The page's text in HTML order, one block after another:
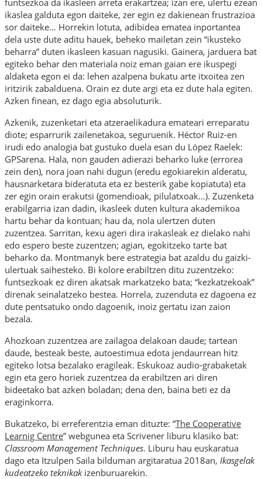
ikaslea galduta egon daiteke, zer egin ez dakienean frustrazioa
sor daiteke… Horrekin lotuta, adibidea ematea inportantea
dela uste dute aditu hauek, beheko mailetan zein “ikusteko
beharra” duten ikasleen kasuan nagusiki. Gainera, jarduera bat
egiteko behar den materiala noiz eman gaian ere ikuspegi
aldaketa egon ei da: lehen azalpena bukatu arte itxoitea zen
iritzirik zabalduena. Orain ez dute argi eta ez dute hala egiten.
Azken finean, ez dago egia absoluturik.
Azkenik, zuzenketari eta atzeraelikadura emateari erreparatu
diote; esparrurik zailenetakoa, seguruenik. Héctor Ruiz-en
irudi edo analogia bat gustuko duela esan du López Raelek:
GPSarena. Hala, non gauden adierazi beharko luke (errorea
zein den), nora joan nahi dugun (eredu egokiarekin alderatu,
hausnarketara bideratuta eta ez besterik gabe kopiatuta) eta
zer egin orain erakutsi (gomendioak, pilulatxoak…). Zuzenketa
erabilgarria izan dadin, ikasleek duten kultura akademikoa
hartu behar da kontuan; hau da, nola ulertzen duten
zuzentzea. Sarritan, kexu ageri dira irakasleak ez dielako nahi
edo espero beste zuzentzen; agian, egokitzeko tarte bat
beharko da. Montmanyk bere estrategia bat azaldu du gaizki-
ulertuak saihesteko. Bi kolore erabiltzen ditu zuzentzeko:
funtsezkoak ez diren akatsak markatzeko bata; “kezkatzekoak”
direnak seinalatzeko bestea. Horrela, zuzenduta ez dagoena ez
dute pentsatuko ondo dagoenik, inoiz gertatu izan zaion
bezala.
Ahozkoan zuzentzea are zailagoa delakoan daude; tartean
daude, besteak beste, autoestimua edota jendaurrean hitz
egiteko lotsa bezalako eragileak. Eskukoaz audio-grabaketak
egin eta gero horiek zuzentzea da erabiltzen ari diren
bideetako bat azken boladan; dena den, baina beti ez da
eraginkorra.
Bukatzeko, bi erreferentzia eman dituzte: “The Cooperative
Learnig Centre” webgunea eta Scrivener liburu klasiko bat:
Classroom Management Techniques. Liburu hau euskaratua
dago eta Itzulpen Saila bilduman argitaratua 2018an, Ikasgelak
kudeatzeko teknikakizenburuarekin.